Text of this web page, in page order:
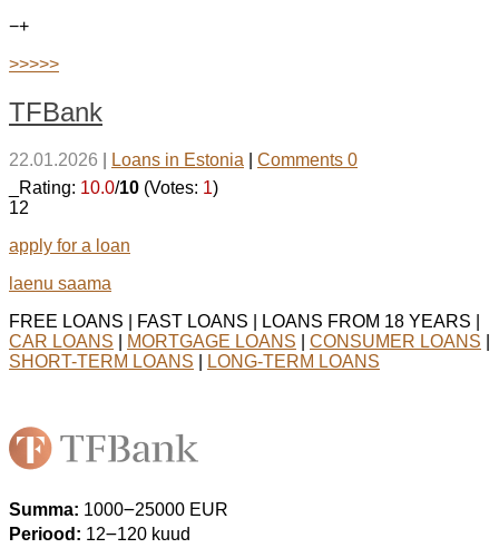
−+
>>>>>
TFBank
22.01.2026 Loans in Estonia
Comments 0
_Rating: 10.0/10 (Votes: 1)
12
apply for a loan
laenu saama
FREE LOANS | FAST LOANS | LOANS FROM 18 YEARS |
CAR LOANS
MORTGAGE LOANS CONSUMER LOANS
SHORT-TERM LOANS
LONG-TERM LOANS
Summa: 1000౼25000 EUR
Periood: 12౼120 kuud